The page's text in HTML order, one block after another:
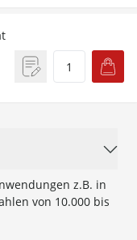
z.B. in
von 10.000 bis